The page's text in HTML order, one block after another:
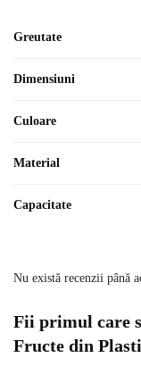
Greutate
Dimensiuni
Culoare
Material
Capacitate
Nu există recenzii până
Fii primul care
Fructe din